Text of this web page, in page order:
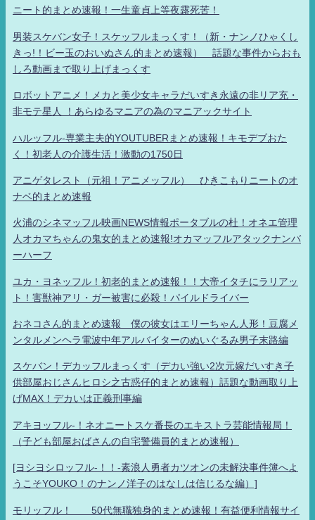
ニート的まとめ速報！一生童貞上等夜露死苦！
男装スケバン女子！スケッフルまっくす！（新・ナンノひゃくし
きっ!！ビー玉のおいぬさん的まとめ速報） 話題な事件からおも
しろ動画まで取り上げまっくす
ロボットアニメ！メカと美少女キャラだいすき永遠の非リア充・
非モテ星人 ！あらゆるマニアの為のマニアックサイト
ハルッフル-専業主夫的YOUTUBERまとめ速報！キモデブおた
く！初老人の介護生活！激動の1750日
アニゲタレスト（元祖！アニメッフル） ひきこもりニートのオ
ナベ的まとめ速報
火浦のシネマッフル映画NEWS情報ポータブルの杜！オネエ管理
人オカマちゃんの鬼女的まとめ速報!オカマッフルアタックナンバ
ーハーフ
ユカ・ヨネッフル！初老的まとめ速報！！大帝イタチにラリアッ
ト！害獣神アリ・ガー被害に必殺！パイルドライバー
おネコさん的まとめ速報 僕の彼女はエリーちゃん人形！豆腐メ
ンタルメンヘラ電波中年アルバイターのぬいぐるみ男子末路編
スケバン！デカッフルまっくす（デカい強い2次元嫁だいすき子
供部屋おじさんヒロシ之古惑仔的まとめ速報）話題な動画取り上
げMAX！デカいは正義刑事編
アキヨッフル-！ネオニートスケ番長のエキストラ芸能情報局！
（子ども部屋おばさんの自宅警備員的まとめ速報）
[ヨシヨシロッフル-！！-素浪人勇者カツオンの未解決事件簿へよ
うこそYOUKO！のナンノ洋子のはなしは信じるな編）]
モリッフル！ 50代無職独身的まとめ速報！有益便利情報サイ